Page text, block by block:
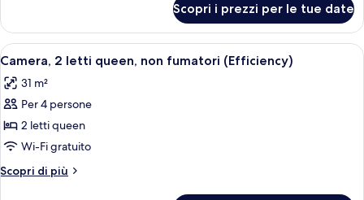
Efficiency,
Nonsmoking
Queen
Bed,
Efficiency,
Scopri i prezzi per le tue date
Apri
tutte
le
foto
per
Camera,
2
letti
Una cucina accessoriata con forno
1
Camera, 2 letti queen, non fumatori (Efficiency)
31 m²
Per 4 persone
2 letti queen
Wi-Fi gratuito
Scopri di più
Altri